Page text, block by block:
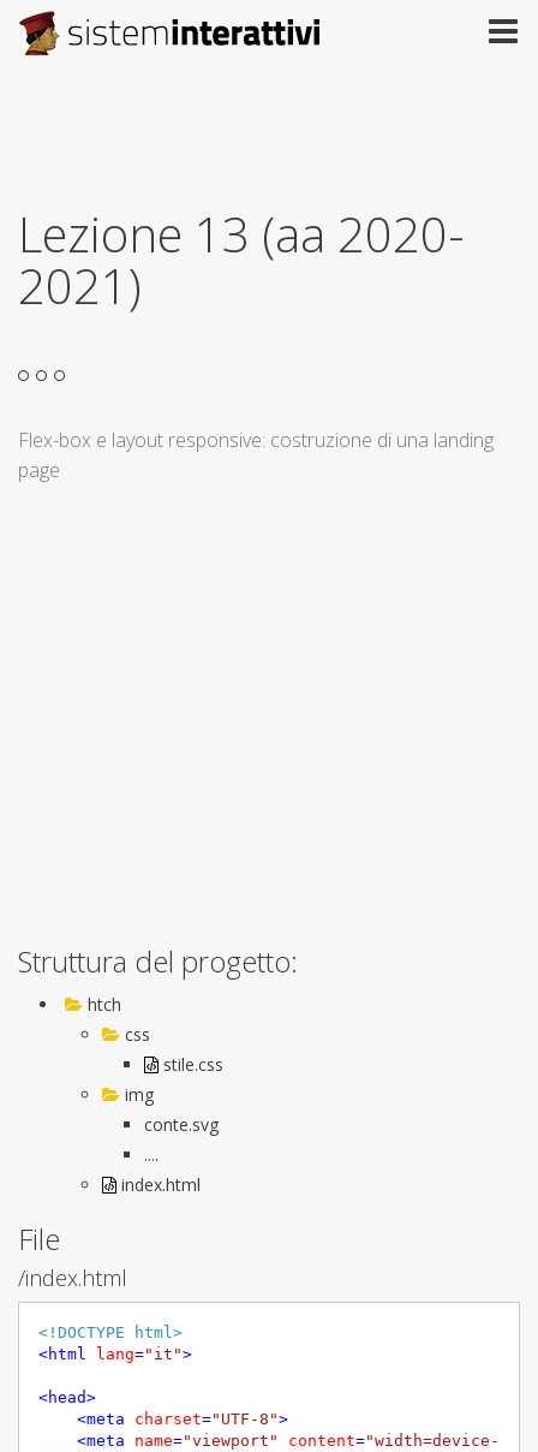
Lezione 13 (aa 2020-
2021)
Flex-box e layout responsive: costruzione di una landing
page
Struttura del progetto:
htch
css
stile.css
img
conte.svg
....
index.html
File
/index.html
<!DOCTYPE html>
<html lang="it">
<head>
<meta charset="UTF-8">
<meta name="viewport" content="width=device-